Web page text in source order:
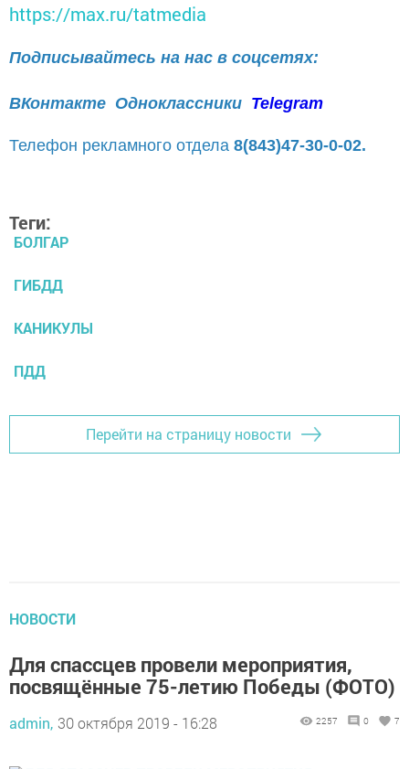
https://max.ru/tatmedia
Подписывайтесь на нас в соцсетях:
ВКонтакте Одноклассники Telegram
Телефон рекламного отдела 8(843)47-30-0-02.
Теги:
БОЛГАР
ГИБДД
КАНИКУЛЫ
ПДД
Перейти на страницу новости
НОВОСТИ
Для спассцев провели мероприятия,
посвящённые 75-летию Победы (ФОТО)
admin, 30 октября 2019 - 16:28 2257 0 7